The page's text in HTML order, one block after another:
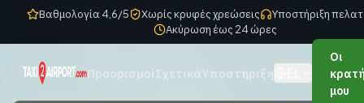
Skip to content
Βαθμολογία 4,6/5 Χωρίς κρυφές χρεώσεις
Υποστήριξη
Ακύρωση έως 24 ώρες
ΠροορισμοίΣχετικάΥποστήριξη
Οι
μου